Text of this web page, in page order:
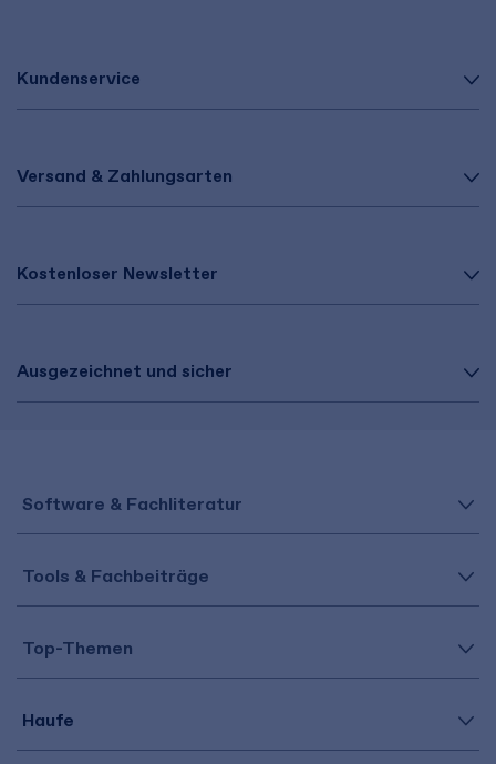
Kundenservice
Versand & Zahlungsarten
Kostenloser Newsletter
Ausgezeichnet und sicher
Software & Fachliteratur
Tools & Fachbeiträge
Top-Themen
Haufe